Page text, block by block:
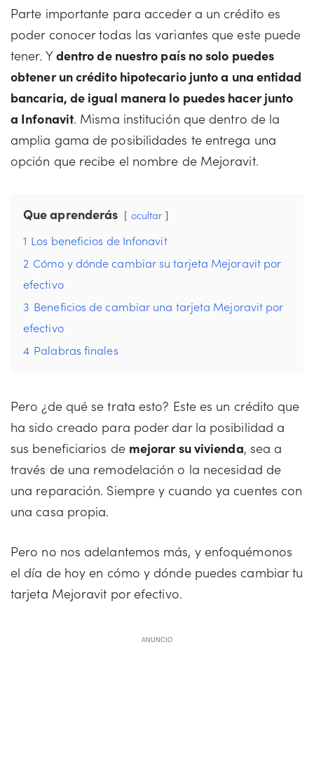
Parte importante para acceder a un crédito es
poder conocer todas las variantes que este puede
tener. Ydentro de nuestro país no solo puedes
obtener un crédito hipotecario junto a una entidad
bancaria, de igual manera lo puedes hacer junto
a Infonavit. Misma institución que dentro de la
amplia gama de posibilidades te entrega una
opción que recibe el nombre de Mejoravit.
Que aprenderás ocultar
1 Los beneficios de Infonavit
2 Cómo y dónde cambiar su tarjeta Mejoravit por
efectivo
3 Beneficios de cambiar una tarjeta Mejoravit por
efectivo
4 Palabras finales
Pero ¿de qué se trata esto? Este es un crédito que
ha sido creado para poder dar la posibilidad a
sus beneficiarios de mejorar su vivienda, sea a
través de una remodelación o la necesidad de
una reparación. Siempre y cuando ya cuentes con
una casa propia.
Pero no nos adelantemos más, y enfoquémonos
el día de hoy en cómo y dónde puedes cambiar tu
tarjeta Mejoravit por efectivo.
ANUNCIO